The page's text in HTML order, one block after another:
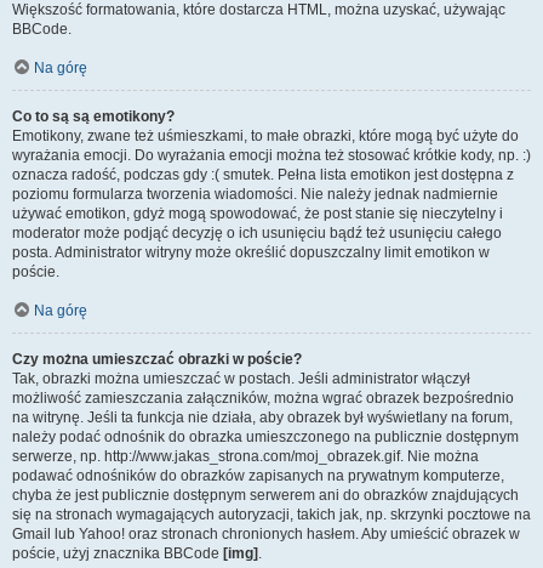
Większość formatowania, które dostarcza HTML, można uzyskać, używając
BBCode.
Na górę
Co to są są emotikony?
Emotikony, zwane też uśmieszkami, to małe obrazki, które mogą być użyte do
wyrażania emocji. Do wyrażania emocji można też stosować krótkie kody, np. :)
oznacza radość, podczas gdy :( smutek. Pełna lista emotikon jest dostępna z
poziomu formularza tworzenia wiadomości. Nie należy jednak nadmiernie
używać emotikon, gdyż mogą spowodować, że post stanie się nieczytelny i
moderator może podjąć decyzję o ich usunięciu bądź też usunięciu całego
posta. Administrator witryny może określić dopuszczalny limit emotikon w
poście.
Na górę
Czy można umieszczać obrazki w poście?
Tak, obrazki można umieszczać w postach. Jeśli administrator włączył
możliwość zamieszczania załączników, można wgrać obrazek bezpośrednio
na witrynę. Jeśli ta funkcja nie działa, aby obrazek był wyświetlany na forum,
należy podać odnośnik do obrazka umieszczonego na publicznie dostępnym
serwerze, np. http://www.jakas_strona.com/moj_obrazek.gif. Nie można
podawać odnośników do obrazków zapisanych na prywatnym komputerze,
chyba że jest publicznie dostępnym serwerem ani do obrazków znajdujących
się na stronach wymagających autoryzacji, takich jak, np. skrzynki pocztowe na
Gmail lub Yahoo! oraz stronach chronionych hasłem. Aby umieścić obrazek w
poście, użyj znacznika BBCode [img] .